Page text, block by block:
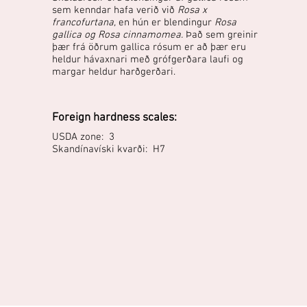
sem kenndar hafa verið við Rosa x
francofurtana, en hún er blendingur Rosa
gallica og Rosa cinnamomea. Það sem greinir
þær frá öðrum gallica rósum er að þær eru
heldur hávaxnari með grófgerðara laufi og
margar heldur harðgerðari.
Foreign hardness scales:
USDA zone: 3
Skandínavíski kvarði: H7